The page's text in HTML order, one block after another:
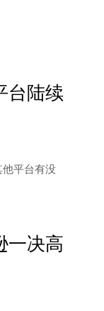
台陆续
平台有没
一决高